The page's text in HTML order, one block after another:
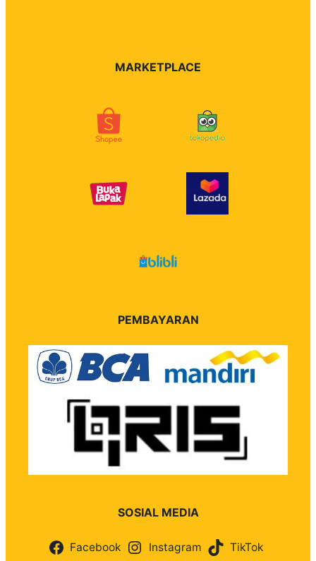
MARKETPLACE
PEMBAYARAN
SOSIAL MEDIA
Facebook Instagram TikTok